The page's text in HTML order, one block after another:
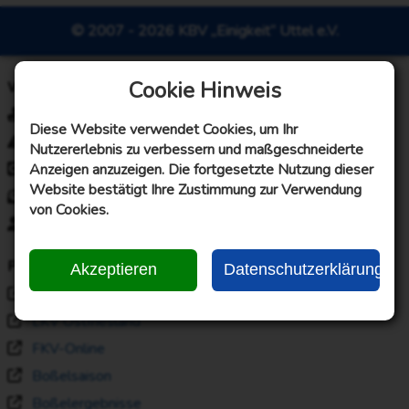
Cookie Hinweis
Diese Website verwendet Cookies, um Ihr
Nutzererlebnis zu verbessern und maßgeschneiderte
Anzeigen anzuzeigen. Die fortgesetzte Nutzung dieser
Website bestätigt Ihre Zustimmung zur Verwendung
von Cookies.
Akzeptieren Datenschutzerklärung
© 2007 - 2026 KBV „Einigkeit“ Uttel e.V.
Webseiteninformationen
Disclaimer
Datenschutzerklärung
Kontaktanfrage
KV VII Wittmund
LKV Ostfriesland
FKV-Online
Boßelsaison
Boßelergebnisse